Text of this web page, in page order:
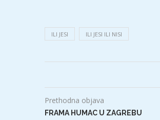
ILI JESI ILI JESI ILI NISI
Prethodna objava
FRAMA HUMAC U ZAGREBU